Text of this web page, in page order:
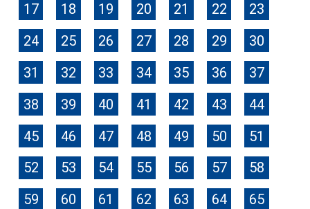
17
18 19 20 21 22
23
24
25 26 27 28 29
30
31
32 33 34 35 36
37
38
39 40 41 42 43
44
45
46 47 48 49 50
51
52
53 54 55 56 57
58
59
60 61 62 63 64
65